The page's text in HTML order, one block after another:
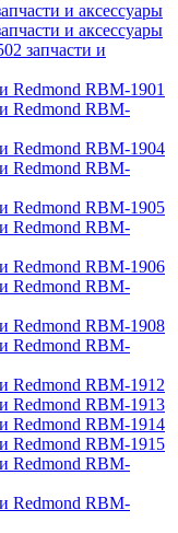
и аксессуары
и аксессуары
запчасти и
Redmond RBM-1901
Redmond RBM-
Redmond RBM-1904
Redmond RBM-
Redmond RBM-1905
Redmond RBM-
Redmond RBM-1906
Redmond RBM-
Redmond RBM-1908
Redmond RBM-
Redmond RBM-1912
Redmond RBM-1913
Redmond RBM-1914
Redmond RBM-1915
Redmond RBM-
Redmond RBM-